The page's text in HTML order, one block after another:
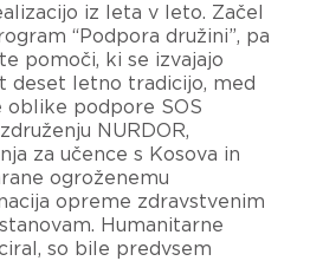
iz leta v leto. Začel
“Podpora družini”, pa
pomoči, ki se izvajajo
deset letno tradicijo, med
oblike podpore SOS
NURDOR,
za učence s Kosova in
ogroženemu
opreme zdravstvenim
Humanitarne
so bile predvsem